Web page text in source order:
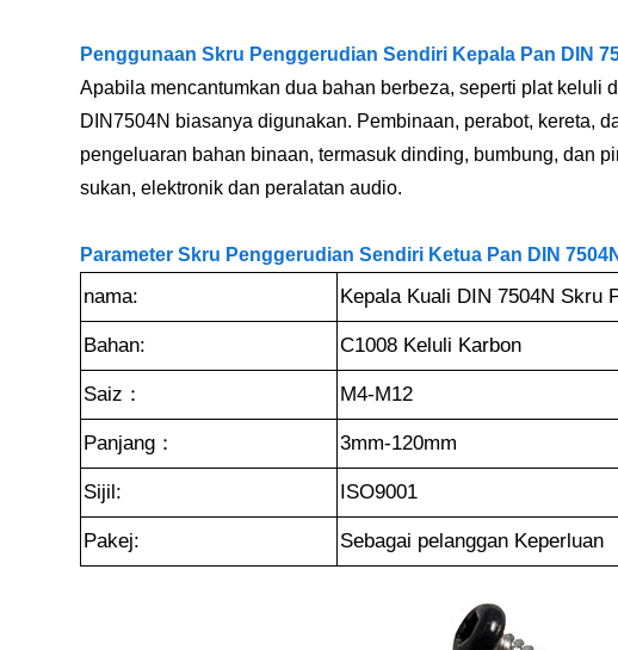
Penggunaan Skru Penggerudian Sendiri Kepala Pan DIN
Apabila mencantumkan dua bahan berbeza, seperti plat
DIN7504N biasanya digunakan. Pembinaan, perabot, kereta,
pengeluaran bahan binaan, termasuk dinding, bumbung, dan
sukan, elektronik dan peralatan audio.
Parameter Skru Penggerudian Sendiri Ketua Pan DIN
nama: Kepala Kuali DIN 7504N Skru
Bahan: C1008 Keluli Karbon
Saiz： M4-M12
Panjang： 3mm-120mm
Sijil: ISO9001
Pakej: Sebagai pelanggan Keperluan